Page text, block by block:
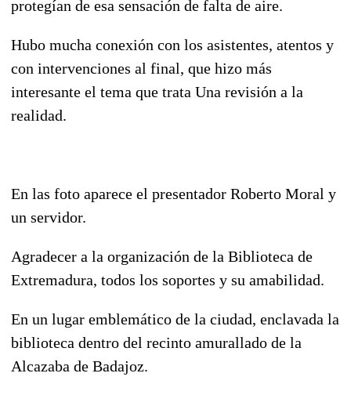
protegían de esa sensación de falta de aire.
Hubo mucha conexión con los asistentes, atentos y
con intervenciones al final, que hizo más
interesante el tema que trata Una revisión a la
realidad.
En las foto aparece el presentador Roberto Moral y
un servidor.
Agradecer a la organización de la Biblioteca de
Extremadura, todos los soportes y su amabilidad.
En un lugar emblemático de la ciudad, enclavada la
biblioteca dentro del recinto amurallado de la
Alcazaba de Badajoz.